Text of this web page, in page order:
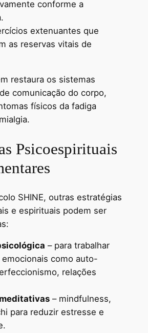
conforme a
extenuantes que
as reservas vitais de
restaura os sistemas
comunicação do corpo,
físicos da fadiga
Psicoespirituais
SHINE, outras estratégias
e espirituais podem ser
– para trabalhar
como auto-
relações
– mindfulness,
para reduzir estresse e